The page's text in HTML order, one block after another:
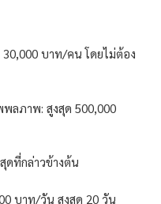
30,000 บาท/คน โดยไม่ต้อง
พลภาพ: สูงสุด 500,000
ดที่กล่าวข้างต้น
บาท/วัน สูงสุด 20 วัน